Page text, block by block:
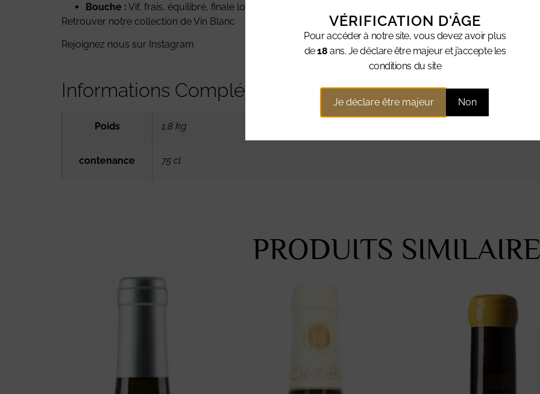
Bouche : Vif, frais, équilibré, finale longue et minérale.
Retrouver notre collection deVin Blanc
Rejoignez nous sur Instagram
Informations Complémentaires
Poids 1,8 kg
contenance 75 cl
PRODUITS
VÉRIFICATION D'ÂGE
Pour accéder à notre site, vous devez avoir plus
de18 ans. Je déclare être majeur et j’accepte les
conditions du site
Je déclare être majeur Non